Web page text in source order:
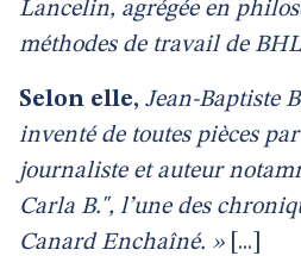
Lancelin, agrégée en
méthodes de travail de
Selon elle, Jean-Baptiste
inventé de toutes pièces
journaliste et auteur
Carla B.", l’une des
Canard Enchaîné. »[...]